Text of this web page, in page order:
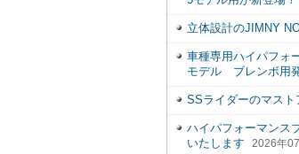
立体設計のJIMNY
車種専用ハイパフォ
モデル ブレンボ用
SSライダーのマス
ハイパフォーマンス
いたします
2026年